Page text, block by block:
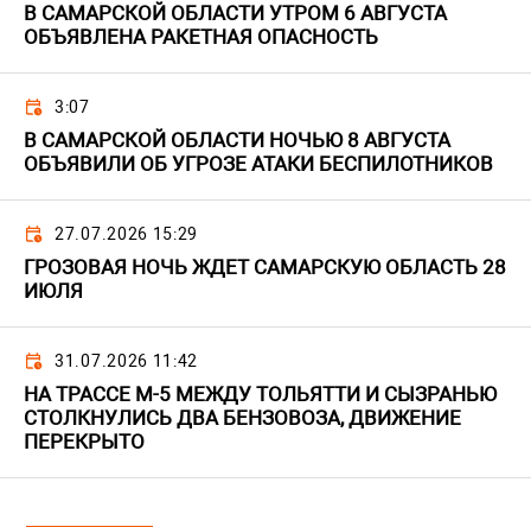
В САМАРСКОЙ ОБЛАСТИ УТРОМ 6 АВГУСТА
ОБЪЯВЛЕНА РАКЕТНАЯ ОПАСНОСТЬ
3:07
В САМАРСКОЙ ОБЛАСТИ НОЧЬЮ 8 АВГУСТА
ОБЪЯВИЛИ ОБ УГРОЗЕ АТАКИ БЕСПИЛОТНИКОВ
27.07.2026 15:29
ГРОЗОВАЯ НОЧЬ ЖДЕТ САМАРСКУЮ ОБЛАСТЬ 28
ИЮЛЯ
31.07.2026 11:42
НА ТРАССЕ М-5 МЕЖДУ ТОЛЬЯТТИ И СЫЗРАНЬЮ
СТОЛКНУЛИСЬ ДВА БЕНЗОВОЗА, ДВИЖЕНИЕ
ПЕРЕКРЫТО